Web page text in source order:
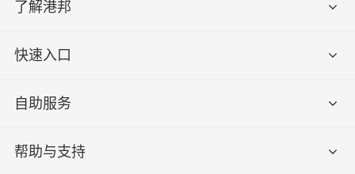
了解港邦
快速入口
自助服务
帮助与支持